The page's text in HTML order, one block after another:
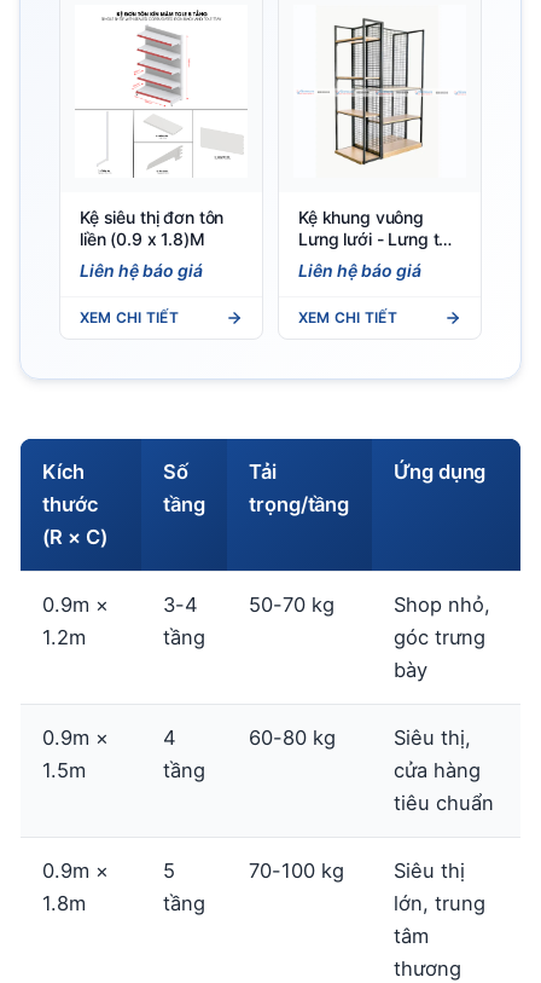
Kệ siêu thị đơn tôn
liền (0.9 x 1.8)M
Liên hệ báo giá
XEM CHI TIẾT
Kệ khung vuông
Lưng lưới - Lưng tôn
liền - Lưng gỗ
Liên hệ báo giá
XEM CHI TIẾT
Kích
thước
(R × C)
Số
tầng
Tải
trọng/tầng
Ứng dụng
0.9m ×
1.2m
3-4
tầng
50-70 kg
Shop nhỏ,
góc trưng
bày
0.9m ×
1.5m
4
tầng
60-80 kg
Siêu thị,
cửa hàng
tiêu chuẩn
0.9m ×
1.8m
5
tầng
70-100 kg
Siêu thị
lớn, trung
tâm
thương